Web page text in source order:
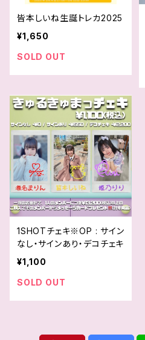
皆本しいね生誕トレカ2025
¥1,650
SOLD OUT
1SHOTチェキ※OP : サイン
なし・サインあり・デコチェキ
¥1,100
SOLD OUT